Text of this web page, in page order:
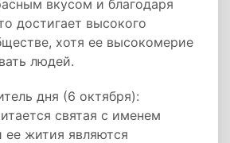
вкусом и благодаря
достигает высокого
хотя ее высокомерие
людей.
дня (6 октября):
святая с именем
ее жития являются